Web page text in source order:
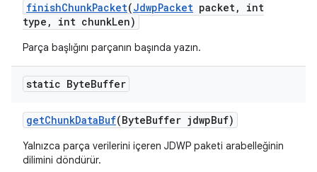
finishChunkPacket(JdwpPacket packet,
int
type , int chunkLen)
Parça başlığını parçanın başında yazın.
static ByteBuffer
getChunkDataBuf(ByteBuffer jdwpBuf)
Yalnızca parça verilerini içeren JDWP paketi arabelleğinin
dilimini döndürür.